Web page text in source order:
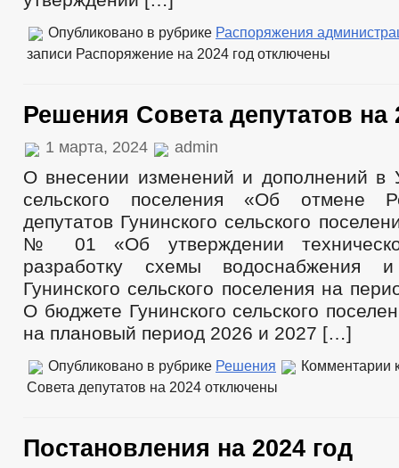
Опубликовано в рубрике Распоряжения
записи Распоряжение на 2024 год отключены
Решения Совета депутатов на
1 марта, 2024 admin
О внесении изменений и дополнений в
сельского поселения «Об отмене
депутатов Гунинского сельского
№ 01 «Об утверждении
разработку схемы водоснабжения и
Гунинского сельского поселения на
О бюджете Гунинского сельского
на плановый период 2026 и 2027 […]
Опубликовано в рубрике Решения Комментарии
Совета депутатов на 2024 отключены
Постановления на 2024 год